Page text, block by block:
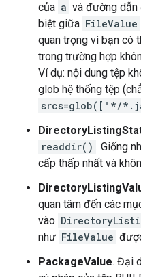
của a và đường dẫn
biệt giữa FileValue
quan trọng vì bạn có
trong trường hợp
Ví dụ: nội dung tệp
glob hệ thống tệp
srcs=glob(["*/
readdir() . Giống
cấp thấp nhất và
quan tâm đến các
vào
như FileValue
PackageValue. Đại